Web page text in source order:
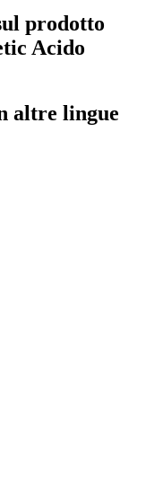
prodotto
Acido
altre lingue